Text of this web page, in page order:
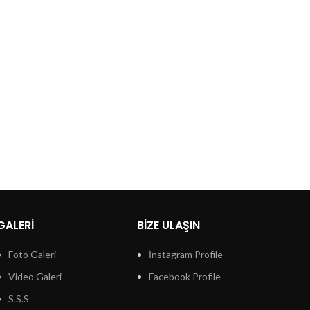
Foto Galeri
Video Galeri
S.S.S
BIZE ULAŞIN
İnstagram Profile
Facebook Profile